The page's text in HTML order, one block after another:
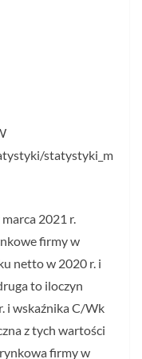
statystyki_m
2021 r.
firmy w
netto w 2020 r. i
to iloczyn
i wskaźnika C/Wk
z tych wartości
firmy w